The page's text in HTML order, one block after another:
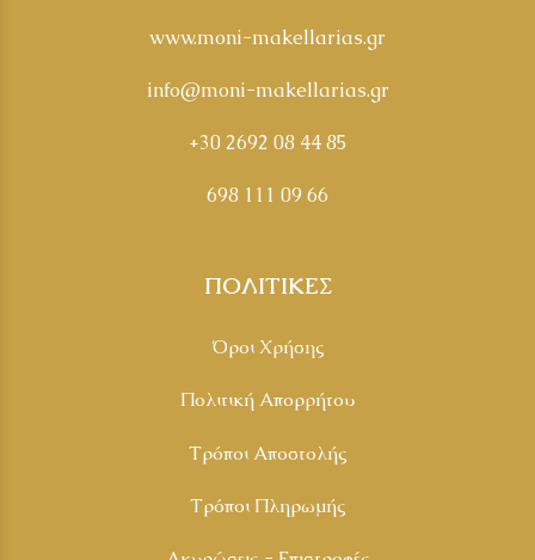
www.moni-makellarias.gr
info@moni-makellarias.gr
+30 2692 08 44 85
698 111 09 66
ΠΟΛΙΤΙΚΕΣ
Όροι Χρήσης
Πολιτική Απορρήτου
Τρόποι Αποστολής
Τρόποι Πληρωμής